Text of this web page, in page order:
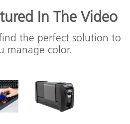
In The Video
the perfect solution to
manage color.